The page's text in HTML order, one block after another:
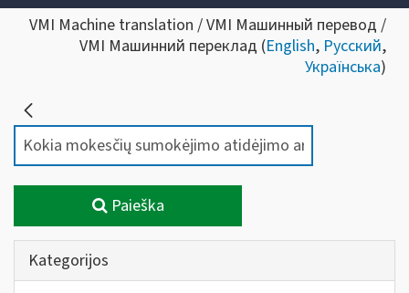
VMI Machine translation / VMI Машинный перевод /
VMI Машинний переклад (English, Русский,
Українська)
Paieška
Kategorijos